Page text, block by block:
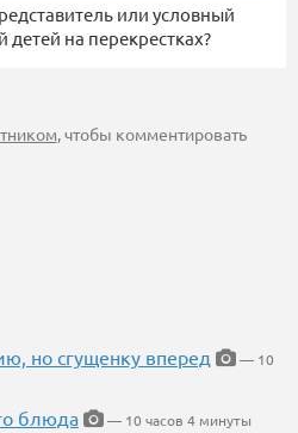
или условный
на перекрестках?
, чтобы комментировать
но сгущенку вперед
— 10
блюда
— 10 часов 4 минуты